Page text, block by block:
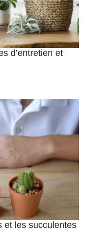
d’entretien et
et les succulentes